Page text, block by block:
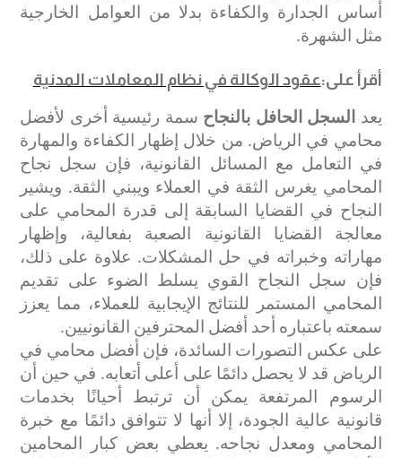
أساس الجدارة والكفاءة بدلا من العوامل الخارجية
مثل الشهرة.
أقرأ على:عقود الوكالة في نظام المعاملات المدنية
يعد السجل الحافل بالنجاح سمة رئيسية أخرى لأفضل
محامي في الرياض. من خلال إظهار الكفاءة والمهارة
في التعامل مع المسائل القانونية، فإن سجل نجاح
المحامي يغرس الثقة في العملاء ويبني الثقة. ويشير
النجاح في القضايا السابقة إلى قدرة المحامي على
معالجة القضايا القانونية الصعبة بفعالية، وإظهار
مهاراته وخبراته في حل المشكلات. علاوة على ذلك،
فإن سجل النجاح القوي يسلط الضوء على تقديم
المحامي المستمر للنتائج الإيجابية للعملاء، مما يعزز
سمعته باعتباره أحد أفضل المحترفين القانونيين.
على عكس التصورات السائدة، فإن أفضل محامي في
الرياض قد لا يحصل دائمًا على أعلى أتعابه. في حين أن
الرسوم المرتفعة يمكن أن ترتبط أحيانًا بخدمات
قانونية عالية الجودة، إلا أنها لا تتوافق دائمًا مع خبرة
المحامي ومعدل نجاحه. يعطي بعض كبار المحامين